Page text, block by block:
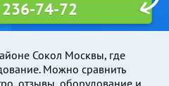
Сокол Москвы, где
Можно сравнить
отзывы, оборудование и
74-72